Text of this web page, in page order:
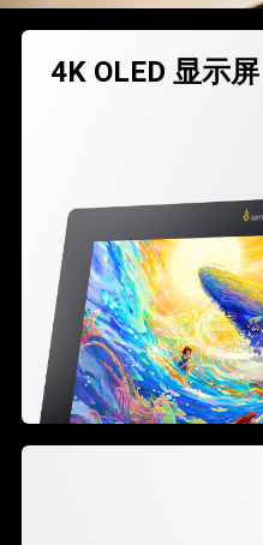
4K OLED 显示屏